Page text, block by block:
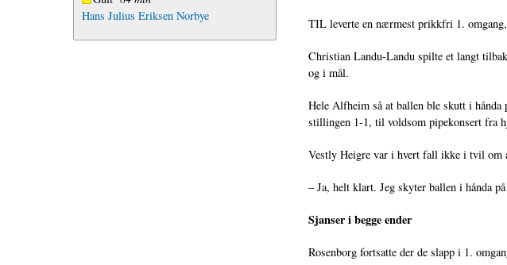
Hans Julius Eriksen Norbye
TIL leverte en nærmest prikkfri 1.
Christian Landu-Landu spilte et langt
og i mål.
Hele Alfheim så at ballen ble skutt i hånda
stillingen 1-1, til voldsom pipekonsert fra
Vestly Heigre var i hvert fall ikke i tvil om
– Ja, helt klart. Jeg skyter ballen i hånda
Sjanser i begge ender
Rosenborg fortsatte der de slapp i 1.